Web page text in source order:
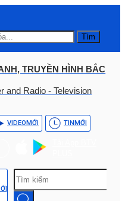
Tìm
TRUYỀN HÌNH BẮC
and Radio - Television
VIDEOMỚI TINMỚI